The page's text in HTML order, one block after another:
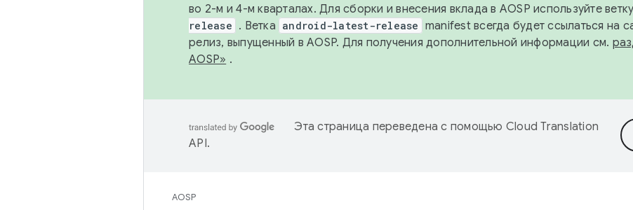
во 2-м и 4-м кварталах. Для сборки и внесения вклада в AOSP используйте ветку
release . Ветка android-latest-release manifest всегда будет ссылаться на
релиз, выпущенный в AOSP. Для получения дополнительной информации см.
AOSP» .
Эта страница переведена с помощью Cloud Translation
API.
AOSP